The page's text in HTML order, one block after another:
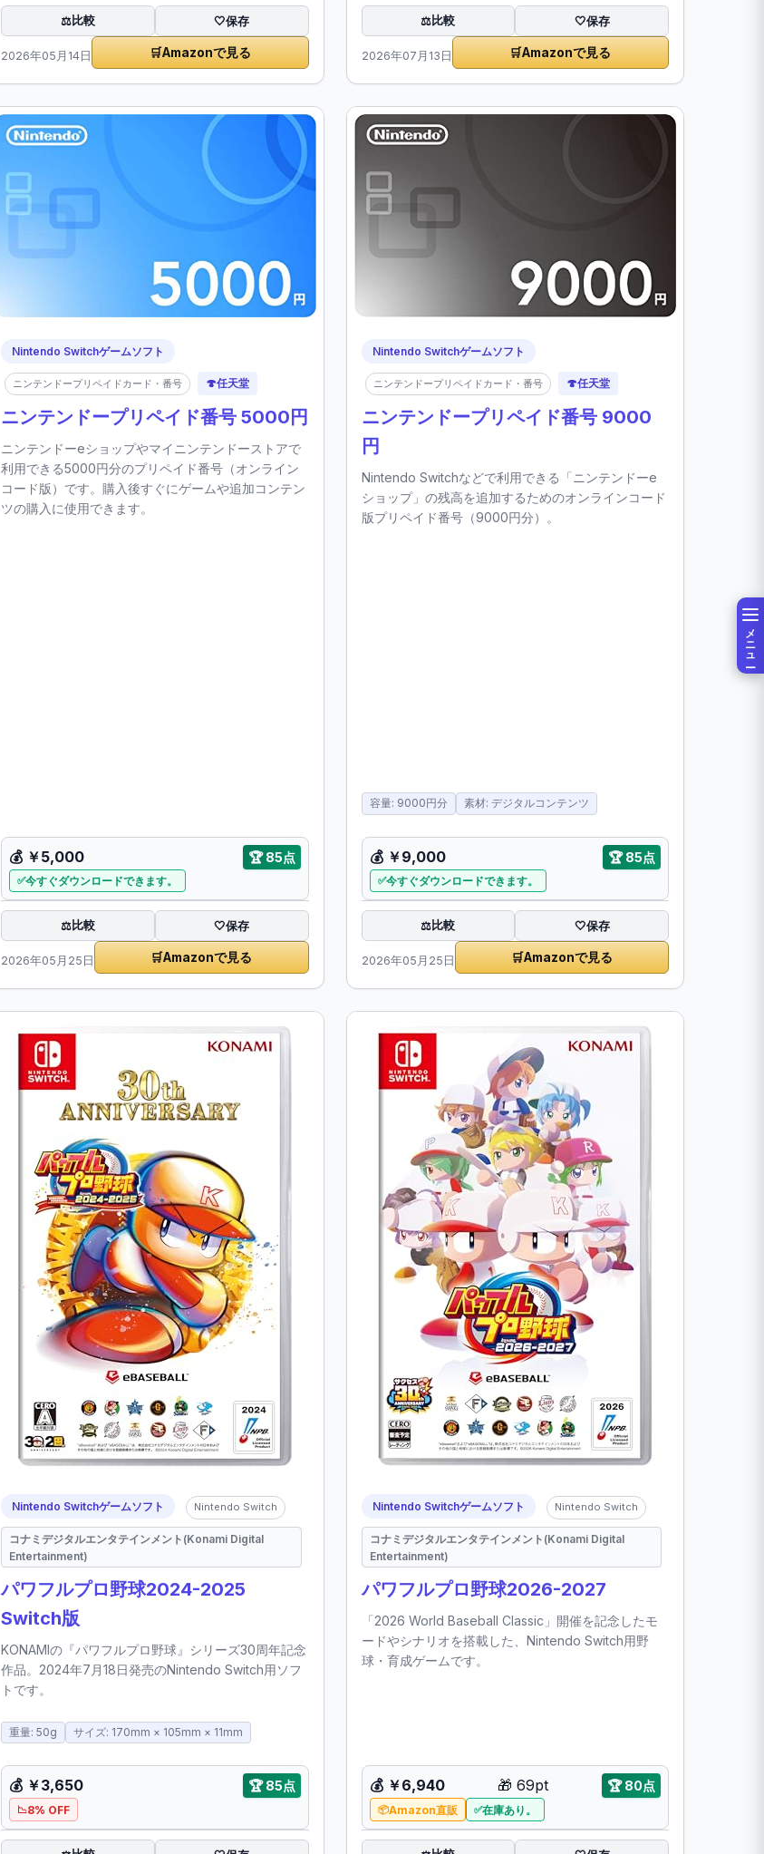
メニュー
⚖️比較 🤍保存
2026年05月14日 🛒Amazonで見る
⚖️比較 🤍保存
2026年07月13日 🛒Amazonで見る
Nintendo Switchゲームソフト
ニンテンドープリペイドカード・番号 🍄任天堂
ニンテンドープリペイド番号 5000円
ニンテンドーeショップやマイニンテンドーストアで
利用できる5000円分のプリペイド番号（オンライン
コード版）です。購入後すぐにゲームや追加コンテン
ツの購入に使用できます。
💰 ￥5,000 🏆85点
今すぐダウンロードできます。
⚖️比較 🤍保存
2026年05月25日 🛒Amazonで見る
Nintendo Switchゲームソフト
ニンテンドープリペイドカード・番号 🍄任天堂
ニンテンドープリペイド番号 9000
円
Nintendo Switchなどで利用できる「ニンテンドーe
ショップ」の残高を追加するためのオンラインコード
版プリペイド番号（9000円分）。
容量: 9000円分 素材: デジタルコンテンツ
💰￥9,000 🏆85点
今すぐダウンロードできます。
⚖️比較 🤍保存
2026年05月25日 🛒Amazonで見る
Nintendo Switchゲームソフト Nintendo Switch
コナミデジタルエンタテインメント(Konami Digital
Entertainment)
パワフルプロ野球2024-2025
Switch版
KONAMIの『パワフルプロ野球』シリーズ30周年記念
作品。2024年7月18日発売のNintendo Switch用ソフ
トです。
重量: 50g サイズ: 170mm × 105mm × 11mm
💰 ￥3,650 🏆85点
8% OFF
Nintendo Switchゲームソフト Nintendo Switch
コナミデジタルエンタテインメント(Konami Digital
Entertainment)
パワフルプロ野球2026-2027
「2026 World Baseball Classic」開催を記念したモ
ードやシナリオを搭載した、Nintendo Switch用野
球・育成ゲームです。
💰￥6,940 🎁 69pt 🏆80点
Amazon直販 在庫あり。